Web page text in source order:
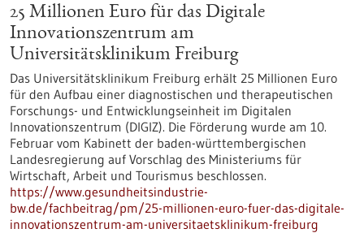
25 Millionen Euro für das Digitale
Innovationszentrum am
Universitätsklinikum Freiburg
Das Universitätsklinikum Freiburg erhält 25 Millionen Euro
für den Aufbau einer diagnostischen und therapeutischen
Forschungs- und Entwicklungseinheit im Digitalen
Innovationszentrum (DIGIZ). Die Förderung wurde am 10.
Februar vom Kabinett der baden-württembergischen
Landesregierung auf Vorschlag des Ministeriums für
Wirtschaft, Arbeit und Tourismus beschlossen.
https://www.gesundheitsindustrie-
bw.de/fachbeitrag/pm/25-millionen-euro-fuer-das-digitale-
innovationszentrum-am-universitaetsklinikum-freiburg